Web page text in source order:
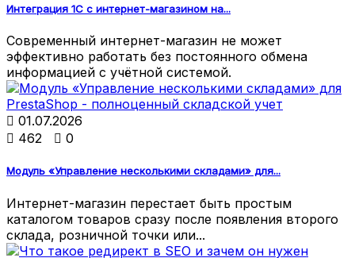
Интеграция 1С с интернет-магазином на...
Современный интернет-магазин не может
эффективно работать без постоянного обмена
информацией с учётной системой.
 01.07.2026
 462  0
Модуль «Управление несколькими складами» для...
Интернет-магазин перестает быть простым
каталогом товаров сразу после появления второго
склада, розничной точки или...